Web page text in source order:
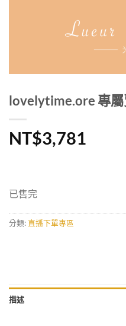
lovelytime.ore 專
NT$3,781
已售完
分類: 直播下單專區
描述